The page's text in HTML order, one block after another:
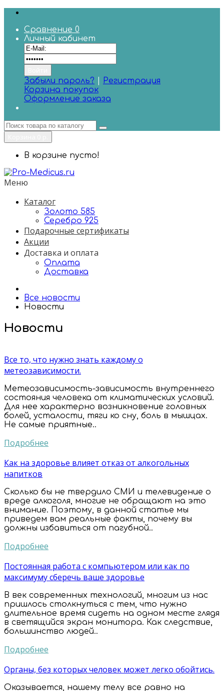
Сравнение 0
Личный кабинет
Забыли пароль?
Регистрация
Корзина покупок
Оформление заказа
В корзине пусто!
Меню
Каталог
Золото 585
Серебро 925
Подарочные сертификаты
Акции
Доставка и оплата
Оплата
Доставка
Все новости
Новости
Новости
Все то, что нужно знать каждому о
метеозависимости.
Метеозависимость-зависимость внутреннего
состояния человека от климатических условий.
Для нее характерно возникновение головных
болей, усталости, тяги ко сну, боль в мышцах.
Не самые приятные..
Подробнее
Как на здоровье влияет отказ от алкогольных
напитков
Сколько бы не твердило СМИ и телевидение о
вреде алкоголя, многие не обращают на это
внимание. Поэтому, в данной статье мы
приведем вам реальные факты, почему вы
должны избавиться от пагубной..
Подробнее
Постоянная работа с компьютером или как по
максимуму сберечь ваше здоровье
В век современных технологий, многим из нас
пришлось столкнуться с тем, что нужно
длительное время сидеть на одном месте глядя
в светящийся экран монитора. Как следствие,
большинство людей..
Подробнее
Органы, без которых человек может легко обойтись.
Оказывается, нашему телу все равно на